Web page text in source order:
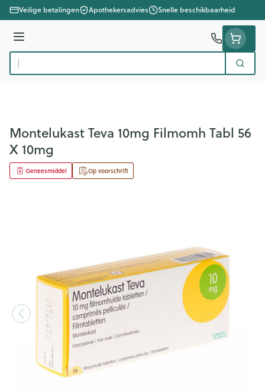
Ga naar de inhoud
Veilige betalingen Apothekersadvies Snelle beschikbaarheid
Menu
Product, merk, categorie...
Zoek
Montelukast Teva 10mg Filmomh Tabl 56
X 10mg
Op voorschrift
Geneesmiddel